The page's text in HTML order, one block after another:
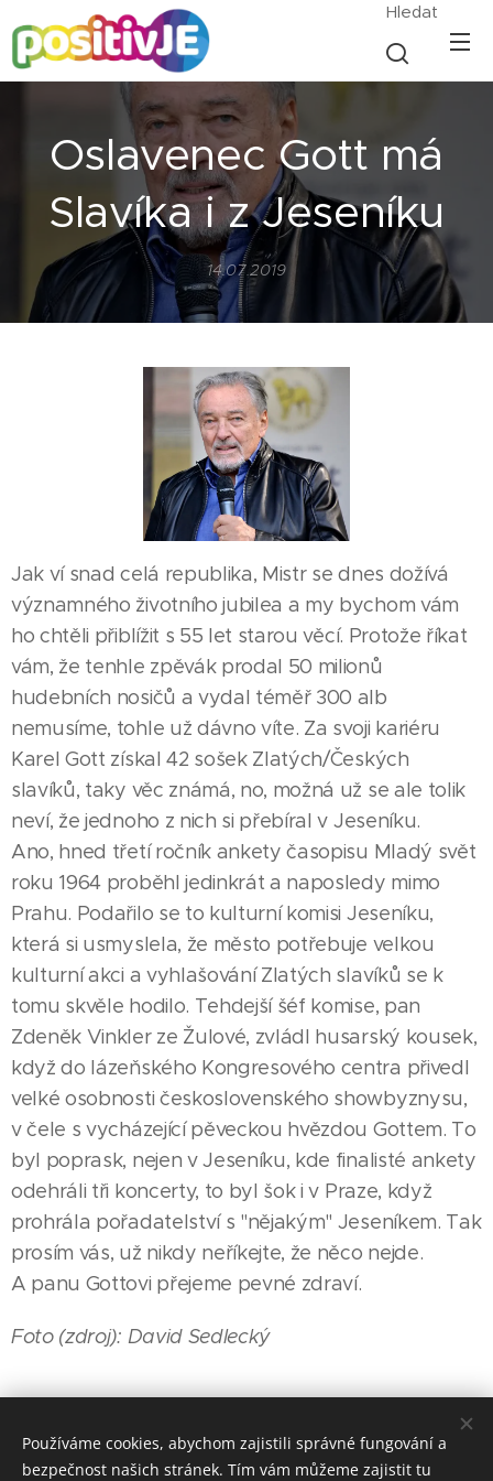
Hledat
Oslavenec Gott má
Slavíka i z Jeseníku
14.07.2019
Jak ví snad celá republika, Mistr se dnes dožívá
významného životního jubilea a my bychom vám
ho chtěli přiblížit s 55 let starou věcí. Protože říkat
vám, že tenhle zpěvák prodal 50 milionů
hudebních nosičů a vydal téměř 300 alb
nemusíme, tohle už dávno víte. Za svoji kariéru
Karel Gott získal 42 sošek Zlatých/Českých
slavíků, taky věc známá, no, možná už se ale tolik
neví, že jednoho z nich si přebíral v Jeseníku.
Ano, hned třetí ročník ankety časopisu Mladý svět
roku 1964 proběhl jedinkrát a naposledy mimo
Prahu. Podařilo se to kulturní komisi Jeseníku,
která si usmyslela, že město potřebuje velkou
kulturní akci a vyhlašování Zlatých slavíků se k
tomu skvěle hodilo. Tehdejší šéf komise, pan
Zdeněk Vinkler ze Žulové, zvládl husarský kousek,
když do lázeňského Kongresového centra přivedl
velké osobnosti československého showbyznysu,
v čele s vycházející pěveckou hvězdou Gottem. To
byl poprask, nejen v Jeseníku, kde finalisté ankety
odehráli tři koncerty, to byl šok i v Praze, když
prohrála pořadatelství s "nějakým" Jeseníkem. Tak
prosím vás, už nikdy neříkejte, že něco nejde.
A panu Gottovi přejeme pevné zdraví.
Foto (zdroj): David Sedlecký
Používáme cookies, abychom zajistili správné fungování a
bezpečnost našich stránek. Tím vám můžeme zajistit tu